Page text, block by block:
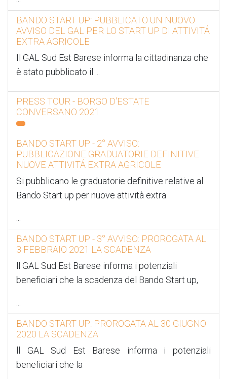
BANDO START UP: PUBBLICATO UN NUOVO
AVVISO DEL GAL PER LO START UP DI ATTIVITÁ
EXTRA AGRICOLE
Il GAL Sud Est Barese informa la cittadinanza che
è stato pubblicato il
PRESS TOUR - BORGO D'ESTATE
CONVERSANO 2021
BANDO START UP - 2° AVVISO:
PUBBLICAZIONE GRADUATORIE DEFINITIVE
NUOVE ATTIVITÁ EXTRA AGRICOLE
Si pubblicano le graduatorie definitive relative al
Bando Start up per nuove attività extra
...
BANDO START UP - 3° AVVISO: PROROGATA AL
3 FEBBRAIO 2021 LA SCADENZA
ll GAL Sud Est Barese informa i potenziali
beneficiari che la scadenza del Bando Start up,
...
BANDO START UP: PROROGATA AL 30 GIUGNO
2020 LA SCADENZA
ll GAL Sud Est Barese informa i potenziali
beneficiari che la